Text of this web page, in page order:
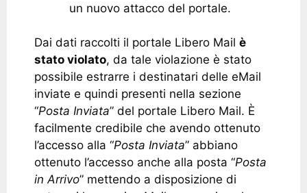
un nuovo attacco del portale.
Dai dati raccolti il portale Libero Mail è
stato violato, da tale violazione è stato
possibile estrarre i destinatari delle eMail
inviate e quindi presenti nella sezione
“Posta Inviata” del portale Libero Mail. È
facilmente credibile che avendo ottenuto
l’accesso alla “Posta Inviata” abbiano
ottenuto l’accesso anche alla posta “Posta
in Arrivo” mettendo a disposizione di